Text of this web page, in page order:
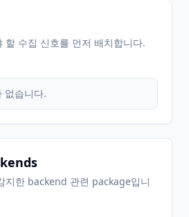
할 수집 신호를 먼저 배치합니다.
없습니다.
지한 backend 관련 package입니